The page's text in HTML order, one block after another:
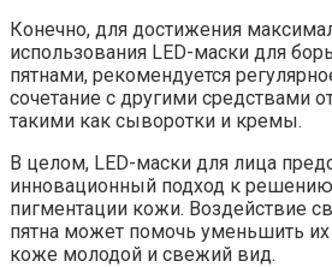
Конечно, для достижения
использования LED-маски для
пятнами, рекомендуется
сочетание с другими средствами
такими как сыворотки и кремы.
В целом, LED-маски для лица
инновационный подход к
пигментации кожи. Воздействие
пятна может помочь уменьшить
коже молодой и свежий вид.